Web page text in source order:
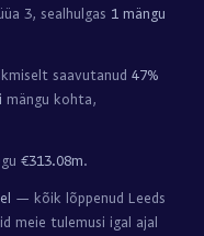
3, sealhulgas 1 mängu
saavutanud 47%
mängu kohta,
€313.08m.
— kõik lõppenud Leeds
meie tulemusi igal ajal